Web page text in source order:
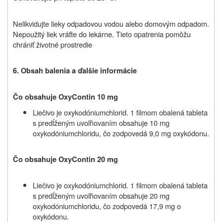
Nelikvidujte lieky odpadovou vodou alebo domovým odpadom.
Nepoužitý liek vráťte do lekárne. Tieto opatrenia pomôžu
chrániť životné prostredie
6.Obsah balenia a ďalšie informácie
Čo obsahuje OxyContin 10 mg
Liečivo je oxykodóniumchlorid. 1 filmom obalená tableta
s predĺženým uvoľňovaním obsahuje 10 mg
oxykodóniumchloridu, čo zodpovedá 9,0 mg oxykódonu.
Čo obsahuje OxyContin 20 mg
Liečivo je oxykodóniumchlorid. 1 filmom obalená tableta
s predĺženým uvoľňovaním obsahuje 20 mg
oxykodóniumchloridu, čo zodpovedá 17,9 mg o
oxykódonu.